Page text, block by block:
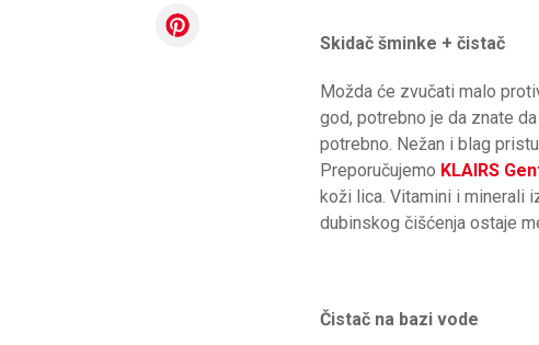
Skidač šminke + čistač
Možda će zvučati malo
god, potrebno je da znate
potrebno. Nežan i blag
Preporučujemo KLAIRS
koži lica. Vitamini i minerali
dubinskog čišćenja ostaje
Čistač na bazi vode